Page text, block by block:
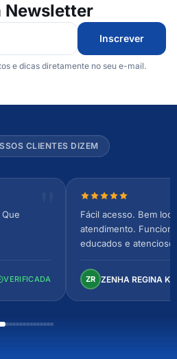
Newsletter
Inscrever
e dicas diretamente no seu e-mail.
CLIENTES DIZEM
VERIFICADA
Nota 5 de 5
Fácil acesso. Bem
atendimento.
educados e
Perfeito!
ZR ZENHA REGINA